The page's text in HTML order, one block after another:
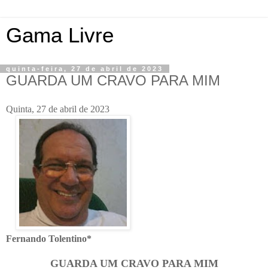
Gama Livre
quinta-feira, 27 de abril de 2023
GUARDA UM CRAVO PARA MIM
Quinta, 27 de abril de 2023
Fernando Tolentino*
GUARDA UM CRAVO PARA MIM